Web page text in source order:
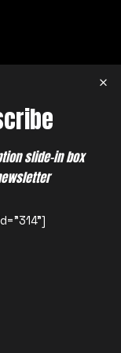
slide-in box